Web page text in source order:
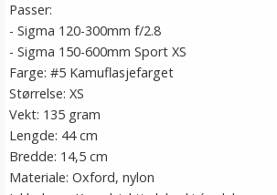
Passer:
- Sigma 120-300mm f/2.8
- Sigma 150-600mm Sport XS
Farge: #5 Kamuflasjefarget
Størrelse: XS
Vekt: 135 gram
Lengde: 44 cm
Bredde: 14,5 cm
Materiale: Oxford, nylon